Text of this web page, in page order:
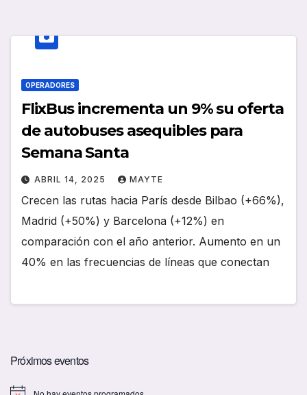
OPERADORES
FlixBus incrementa un 9% su oferta
de autobuses asequibles para
Semana Santa
ABRIL 14, 2025 MAYTE
Crecen las rutas hacia París desde Bilbao (+66%),
Madrid (+50%) y Barcelona (+12%) en
comparación con el año anterior. Aumento en un
40% en las frecuencias de líneas que conectan
Próximos eventos